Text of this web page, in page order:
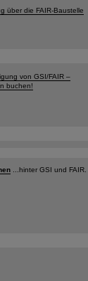
über die FAIR-Baustelle
von GSI/FAIR –
buchen!
...hinter GSI und FAIR.